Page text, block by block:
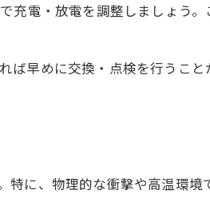
充電・放電を調整しましょう。
ば早めに交換・点検を行うこと
特に、物理的な衝撃や高温環境